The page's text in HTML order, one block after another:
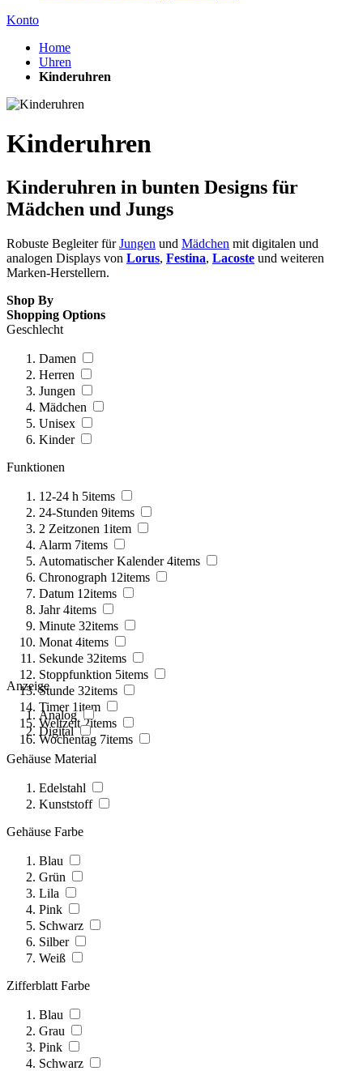
Konto
Home
Uhren
Kinderuhren
Kinderuhren
Kinderuhren in bunten Designs für
Mädchen und Jungs
Robuste Begleiter fürJungen und Mädchen mit digitalen und
analogen Displays von Lorus, Festina, Lacoste und weiteren
Marken-Herstellern.
Shop By
Shopping Options
Geschlecht
Damen
Herren
Jungen
Mädchen
Unisex
Kinder
Funktionen
12-24 h 5items
24-Stunden 9items
2 Zeitzonen 1item
Alarm 7items
Automatischer Kalender 4items
Chronograph 12items
Datum 12items
Jahr 4items
Minute 32items
Monat 4items
Sekunde 32items
Stoppfunktion 5items
Stunde 32items
Timer 1item
Weltzeit 2items
Wochentag 7items
Anzeige
Analog
Digital
Gehäuse Material
Edelstahl
Kunststoff
Gehäuse Farbe
Blau
Grün
Lila
Pink
Schwarz
Silber
Weiß
Zifferblatt Farbe
Blau
Grau
Pink
Schwarz